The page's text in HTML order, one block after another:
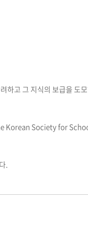
하고 그 지식의 보급을 도
Korean Society for
.